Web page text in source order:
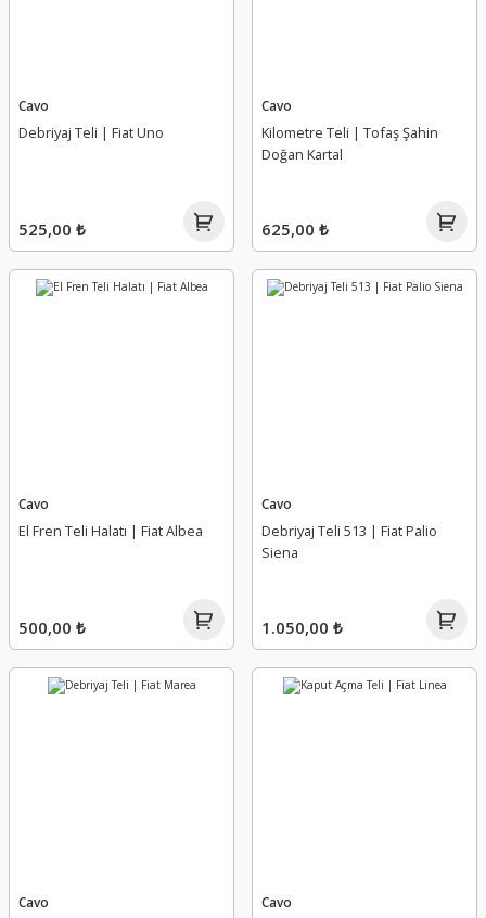
Cavo
Debriyaj Teli | Fiat Uno
525,00 ₺
Cavo
Kilometre Teli | Tofaş Şahin
Doğan Kartal
625,00 ₺
Cavo
El Fren Teli Halatı | Fiat Albea
500,00 ₺
Cavo
Debriyaj Teli 513 | Fiat Palio
Siena
1.050,00 ₺
Cavo Cavo